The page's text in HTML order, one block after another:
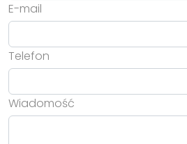
E-mail
Telefon
Wiadomość